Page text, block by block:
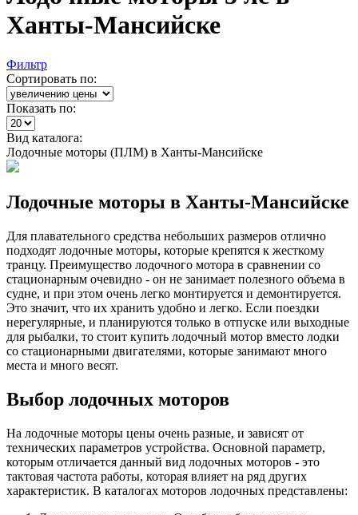
Ханты-Мансийске
Фильтр
Сортировать по:
Показать по:
Вид каталога:
Лодочные моторы (ПЛМ) в Ханты-Мансийске
Лодочные моторы в Ханты-Мансийске
Для плавательного средства небольших размеров отлично
подходят лодочные моторы, которые крепятся к жесткому
транцу. Преимущество лодочного мотора в сравнении со
стационарным очевидно - он не занимает полезного объема в
судне, и при этом очень легко монтируется и демонтируется.
Это значит, что их хранить удобно и легко. Если поездки
нерегулярные, и планируются только в отпуске или выходные
для рыбалки, то стоит купить лодочный мотор вместо лодки
со стационарными двигателями, которые занимают много
места и много весят.
Выбор лодочных моторов
На лодочные моторы цены очень разные, и зависят от
технических параметров устройства. Основной параметр,
которым отличается данный вид лодочных моторов - это
тактовая частота работы, которая влияет на ряд других
характеристик. В каталогах моторов лодочных представлены: